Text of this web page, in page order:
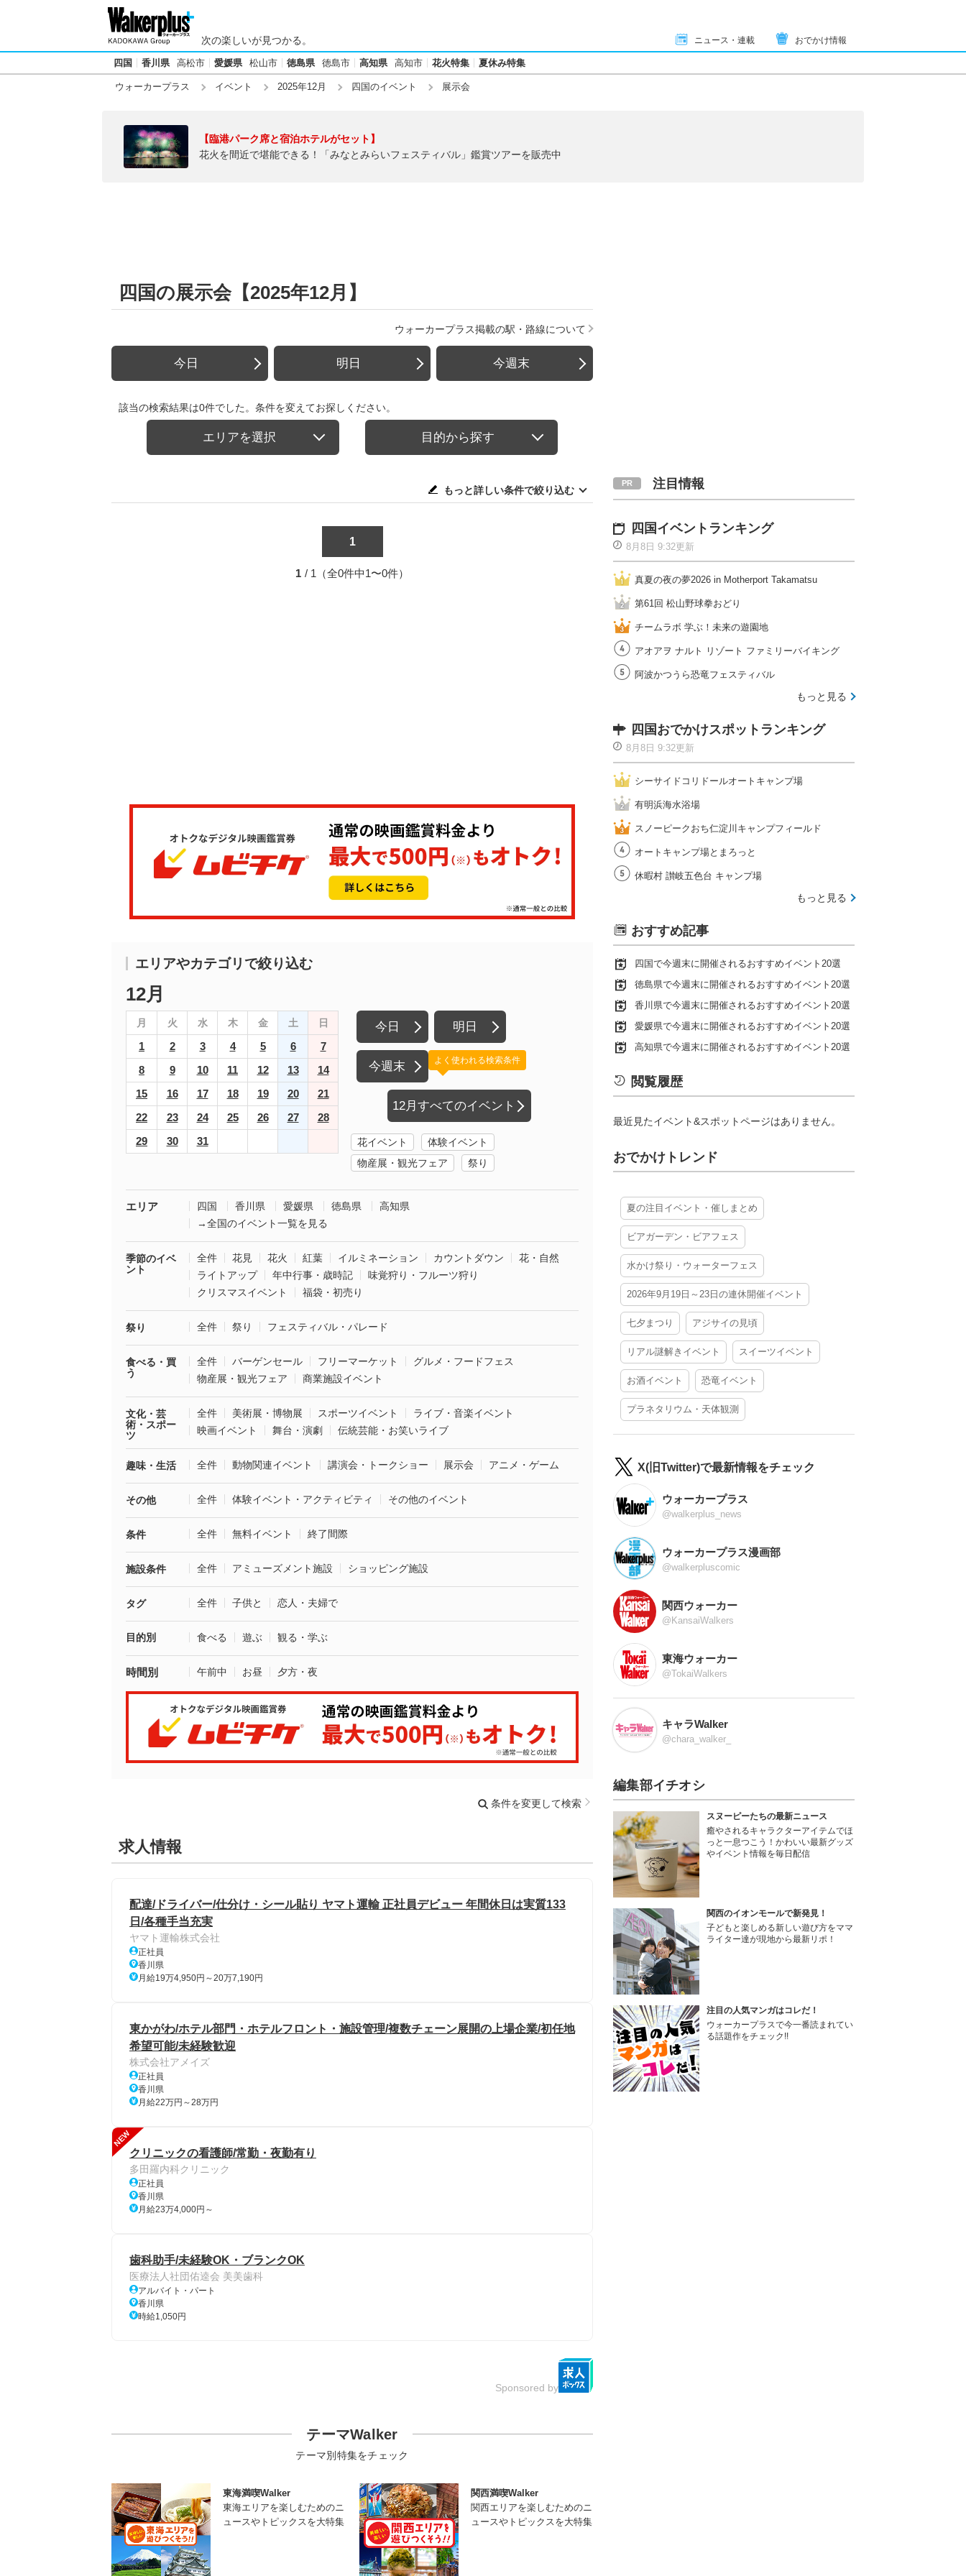
次の楽しいが見つかる。 ニュース・連載 おでかけ情報
四国 香川県 高松市 愛媛県 松山市 徳島県 徳島市 高知県 高知市 花火特集 夏休み特集
ウォーカープラス イベント 2025年12月 四国のイベント 展示会
【臨港パーク席と宿泊ホテルがセット】
花火を間近で堪能できる！「みなとみらいフェスティバル」鑑賞ツアーを販売中
四国の展示会【2025年12月】
ウォーカープラス掲載の駅・路線について
今日 明日 今週末
該当の検索結果は0件でした。条件を変えてお探しください。
エリアを選択 目的から探す
もっと詳しい条件で絞り込む
1
1 / 1（全0件中1〜0件）
エリアやカテゴリで絞り込む
12月
月 火 水 木 金 土 日
1 2 3 4 5 6
7
8
9 10 11 12 13
14
15
16 17 18 19 20
21
22
23 24 25 26 27
28
29
30 31
今日 明日
今週末
12月すべてのイベント
よく使われる検索条件
花イベント
体験イベント
物産展・観光フェア
祭り
エリア 四国 香川県 愛媛県 徳島県
高知県
→全国のイベント一覧を見る
季節のイベ
ント
全件 花見 花火 紅葉 イルミネーション カウントダウン
花・自然
ライトアップ
年中行事・歳時記
味覚狩り・フルーツ狩り
クリスマスイベント
福袋・初売り
祭り 全件 祭り フェスティバル・パレード
食べる・買
う
全件 バーゲンセール フリーマーケット
グルメ・フードフェス
物産展・観光フェア
商業施設イベント
文化・芸
術・スポー
ツ
全件 美術展・博物展 スポーツイベント
ライブ・音楽イベント
映画イベント
舞台・演劇 伝統芸能・お笑いライブ
趣味・生活 全件 動物関連イベント 講演会・トークショー 展示会 アニメ・ゲーム
その他 全件 体験イベント・アクティビティ その他のイベント
条件 全件 無料イベント 終了間際
施設条件 全件 アミューズメント施設 ショッピング施設
タグ 全件 子供と 恋人・夫婦で
目的別 食べる 遊ぶ 観る・学ぶ
時間別 午前中 お昼 夕方・夜
条件を変更して検索
求人情報
配達/ドライバー/仕分け・シール貼り ヤマト運輸 正社員デビュー 年間休日は実質133
日/各種手当充実
ヤマト運輸株式会社
正社員
香川県
月給19万4,950円～20万7,190円
東かがわ/ホテル部門・ホテルフロント・施設管理/複数チェーン展開の上場企業/初任地
希望可能/未経験歓迎
株式会社アメイズ
正社員
香川県
月給22万円～28万円
NEW
クリニックの看護師/常勤・夜勤有り
多田羅内科クリニック
正社員
香川県
月給23万4,000円～
歯科助手/未経験OK・ブランクOK
医療法人社団佑逵会 美美歯科
アルバイト・パート
香川県
時給1,050円
Sponsored by
テーマWalker
テーマ別特集をチェック
東海満喫Walker
東海エリアを楽しむためのニ
ュースやトピックスを大特集
関西満喫Walker
関西エリアを楽しむためのニ
ュースやトピックスを大特集
注目情報
四国イベントランキング
8月8日 9:32更新
真夏の夜の夢2026 in Motherport Takamatsu
第61回 松山野球拳おどり
チームラボ 学ぶ！未来の遊園地
アオアヲ ナルト リゾート ファミリーバイキング
阿波かつうら恐竜フェスティバル
もっと見る
四国おでかけスポットランキング
8月8日 9:32更新
シーサイドコリドールオートキャンプ場
有明浜海水浴場
スノーピークおち仁淀川キャンプフィールド
オートキャンプ場とまろっと
休暇村 讃岐五色台 キャンプ場
もっと見る
おすすめ記事
四国で今週末に開催されるおすすめイベント20選
徳島県で今週末に開催されるおすすめイベント20選
香川県で今週末に開催されるおすすめイベント20選
愛媛県で今週末に開催されるおすすめイベント20選
高知県で今週末に開催されるおすすめイベント20選
閲覧履歴
最近見たイベント&スポットページはありません。
おでかけトレンド
夏の注目イベント・催しまとめ
ビアガーデン・ビアフェス
水かけ祭り・ウォーターフェス
2026年9月19日～23日の連休開催イベント
七夕まつり アジサイの見頃
リアル謎解きイベント スイーツイベント
お酒イベント 恐竜イベント
プラネタリウム・天体観測
X(旧Twitter)で最新情報をチェック
ウォーカープラス
@walkerplus_news
ウォーカープラス漫画部
@walkerpluscomic
関西ウォーカー
@KansaiWalkers
東海ウォーカー
@TokaiWalkers
キャラWalker
@chara_walker_
編集部イチオシ
スヌーピーたちの最新ニュース
癒やされるキャラクターアイテムでほ
っと一息つこう！かわいい最新グッズ
やイベント情報を毎日配信
関西のイオンモールで新発見！
子どもと楽しめる新しい遊び方をママ
ライター達が現地から最新リポ！
注目の人気マンガはコレだ！
ウォーカープラスで今一番読まれてい
る話題作をチェック!!